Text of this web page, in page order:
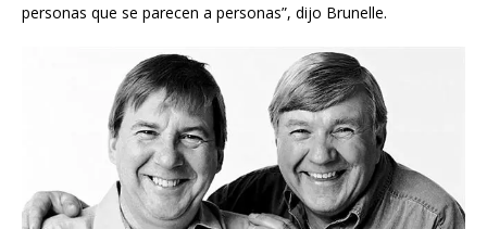
personas que se parecen a personas”, dijo Brunelle.